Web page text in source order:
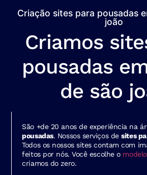
Criação sites para pousadas
joão
Criamos
pousadas
de são
São +de 20 anos de experiência na
pousadas. Nossos serviços desites
Todos os nossos sites contam com
feitos por nós. Você escolhe o
criamos do zero.